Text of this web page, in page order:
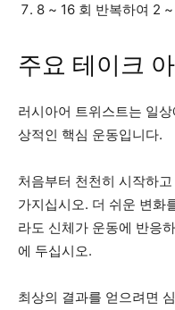
8 ~ 16 회 반복하여 2
주요 테이크
러시아어 트위스트는 일
상적인 핵심 운동입니다.
처음부터 천천히 시작하
가지십시오. 더 쉬운 변화
라도 신체가 운동에 반응
에 두십시오.
최상의 결과를 얻으려면